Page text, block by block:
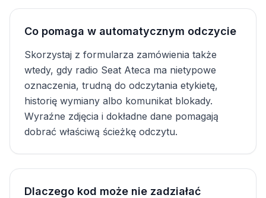
Co pomaga w automatycznym odczycie
Skorzystaj z formularza zamówienia także
wtedy, gdy radio Seat Ateca ma nietypowe
oznaczenia, trudną do odczytania etykietę,
historię wymiany albo komunikat blokady.
Wyraźne zdjęcia i dokładne dane pomagają
dobrać właściwą ścieżkę odczytu.
Dlaczego kod może nie zadziałać